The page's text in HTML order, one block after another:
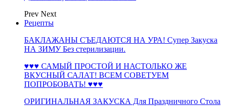
Prev Next
Рецепты
БАКЛАЖАНЫ СЪЕДАЮТСЯ НА УРА! Супер Закуска
НА ЗИМУ Без стерилизации.
♥♥♥ САМЫЙ ПРОСТОЙ И НАСТОЛЬКО ЖЕ
ВКУСНЫЙ САЛАТ! ВСЕМ СОВЕТУЕМ
ПОПРОБОВАТЬ! ♥♥♥
ОРИГИНАЛЬНАЯ ЗАКУСКА Для Праздничного Стола